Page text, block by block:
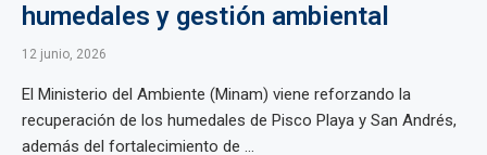
humedales y gestión ambiental
12 junio, 2026
El Ministerio del Ambiente (Minam) viene reforzando la
recuperación de los humedales de Pisco Playa y San Andrés,
además del fortalecimiento de ...